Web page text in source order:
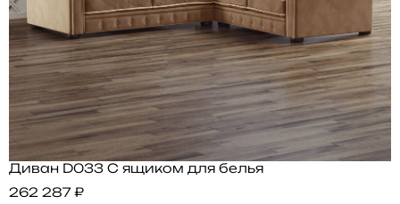
Диван D033 С ящиком для белья
262 287 ₽